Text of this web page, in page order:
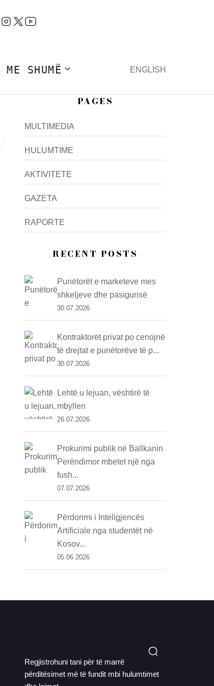
ME SHUMË ENGLISH
PAGES
MULTIMEDIA
HULUMTIME
AKTIVITETE
GAZETA
RAPORTE
RECENT POSTS
Punëtorët e marketeve mes
shkeljeve dhe pasigurisë
30.07.2026
Kontraktorët privat po cenojnë
të drejtat e punëtorëve të p...
30.07.2026
Lehtë u lejuan, vështirë të
mbyllen
26.07.2026
Prokurimi publik në Ballkanin
Perëndimor mbetet një nga
fush...
07.07.2026
Përdorimi i Inteligjencës
Artificiale nga studentët në
Kosov...
05.06.2026
Regjistrohuni tani për të marrë
përditësimet më të fundit mbi hulumtimet